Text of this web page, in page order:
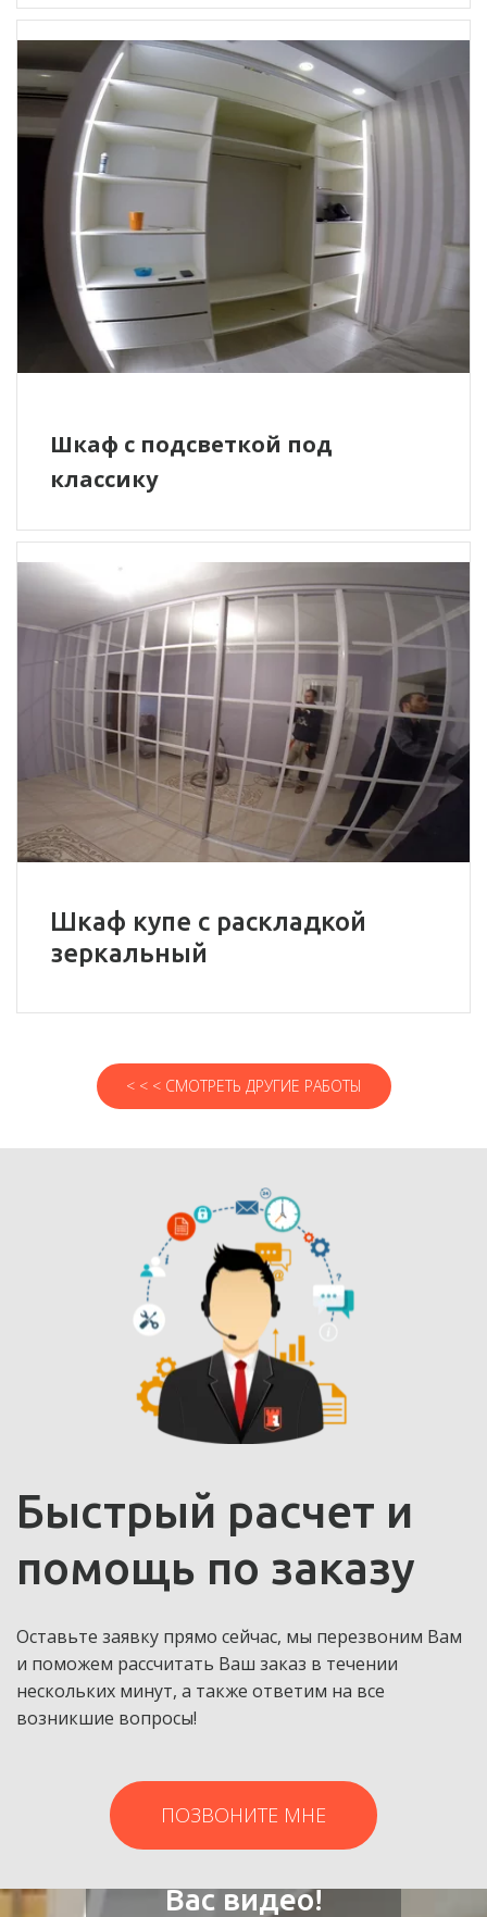
Шкаф с подсветкой под
классику
Шкаф купе с раскладкой
зеркальный
< < < СМОТРЕТЬ ДРУГИЕ РАБОТЫ
Быстрый расчет и
помощь по заказу
Оставьте заявку прямо сейчас, мы перезвоним Вам
и поможем рассчитать Ваш заказ в течении
нескольких минут, а также ответим на все
возникшие вопросы!
ПОЗВОНИТЕ МНЕ
Мы снимаем для
Вас видео!